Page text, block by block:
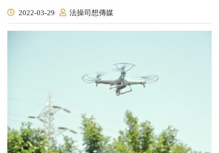
2022-03-29 法操司想傳媒